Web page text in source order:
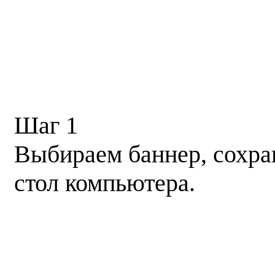
Шаг 1
Выбираем баннер,
стол компьютера.